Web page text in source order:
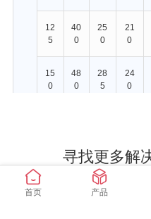
12
5
40
0
25
0
21
0
15
0
48
0
28
5
24
0
D
D
寻找更多解
探索我们为应对您的行业挑
首页
产品